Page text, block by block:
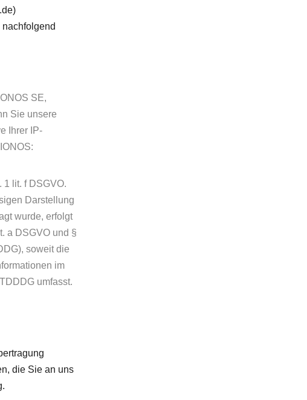
SE,
Sie unsere
Ihrer IP-
1 lit. f DSGVO.
Darstellung
wurde, erfolgt
a DSGVO und §
soweit die
im
umfasst.
die Sie an uns